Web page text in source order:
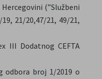
(”Službeni
21/20,47/21, 49/21,
III Dodatnog CEFTA
odbora broj 1/2019 o